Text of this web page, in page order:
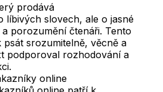
prodává
líbivých slovech, ale o jasné
porozumění čtenáři. Tento
psát srozumitelně, věcně a
podporoval rozhodování a
online